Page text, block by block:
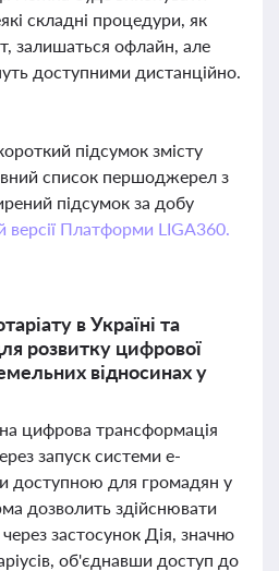
складні процедури, як
залишаться офлайн, але
доступними дистанційно.
підсумок змісту
список першоджерел з
підсумок за добу
версії Платформи LIGA360.
в Україні та
розвитку цифрової
відносинах у
цифрова трансформація
запуск системи е-
доступною для громадян у
дозволить здійснювати
через застосунок Дія, значно
об'єднавши доступ до